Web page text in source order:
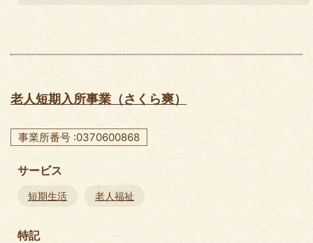
老人短期入所事業（さくら爽）
事業所番号 :0370600868
サービス
短期生活 老人福祉
特記